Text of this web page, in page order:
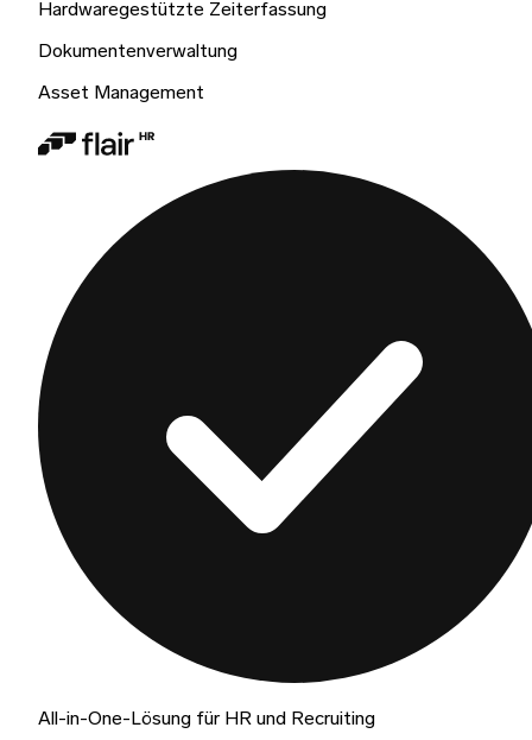
Hardwaregestützte Zeiterfassung
Dokumentenverwaltung
Asset Management
All-in-One-Lösung für HR und Recruiting